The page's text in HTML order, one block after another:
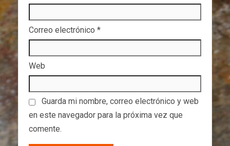
Correo electrónico *
Web
Guarda mi nombre, correo electrónico y web
en este navegador para la próxima vez que
comente.